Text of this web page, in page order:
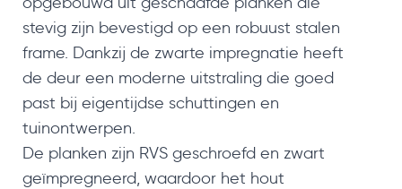
stevig zijn bevestigd op een robuust stalen
frame. Dankzij de zwarte impregnatie heeft
de deur een moderne uitstraling die goed
past bij eigentijdse schuttingen en
tuinontwerpen.
De planken zijn RVS geschroefd en zwart
geïmpregneerd, waardoor het hout